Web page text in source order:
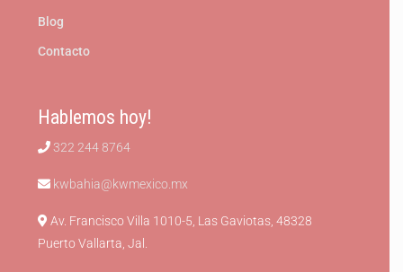
Blog
Contacto
Hablemos hoy!
322 244 8764
kwbahia@kwmexico.mx
Av. Francisco Villa 1010-5, Las Gaviotas, 48328
Puerto Vallarta, Jal.